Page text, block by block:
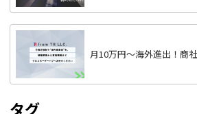
月10万円〜海外進出！商
タグ